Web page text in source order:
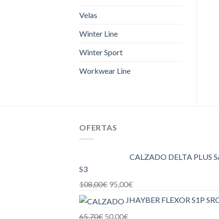
Velas
Winter Line
Winter Sport
Workwear Line
OFERTAS
CALZADO DELTA PLUS
S3
108,00€ 95,00€
JHAYBER FLEXOR S1P
65,70€ 50,00€